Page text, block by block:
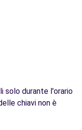
solo durante l'orario
chiavi non è